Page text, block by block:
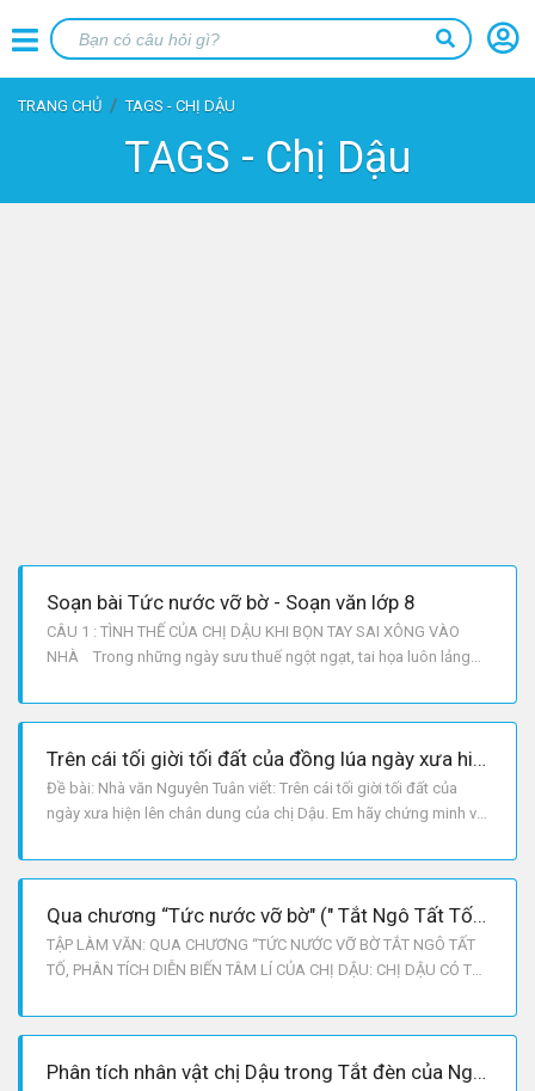
TRANG CHỦ TAGS - CHỊ DẬU
TAGS - Chị Dậu
Soạn bài Tức nước vỡ bờ - Soạn văn lớp 8
CÂU 1 : TÌNH THẾ CỦA CHỊ DẬU KHI BỌN TAY SAI XÔNG VÀO
NHÀ Trong những ngày sưu thuế ngột ngạt, tai họa luôn lảng
đó có gia đình chị Dậu, một gia đình thuộc loại nhất nhì trong
Trên cái tối giời tối đất của đồng lúa ngày xưa hiện lên một chân dung lạc quan của chị Dậu
Đề bài: Nhà văn Nguyên Tuân viết: Trên cái tối giời tối đất của
ngày xưa hiện lên chân dung của chị Dậu. Em hãy chứng minh và
trong dòng văn học hiện thực 19301945. Viết về nạn sưu thuế dã
Qua chương “Tức nước vỡ bờ" (" Tắt Ngô Tất Tố) phân tích diễn biến tâm lí của chị Dậu
TẬP LÀM VĂN: QUA CHƯƠNG “TỨC NƯỚC VỠ BỜ TẮT NGÔ TẤT
TỐ, PHÂN TÍCH DIỄN BIẾN TÂM LÍ CỦA CHỊ DẬU: CHỊ DẬU CÓ THỂ
TƯỜNG THÌ CŨNG BIẾT VÙNG LÊN CHỐNG TRẢ QUYẾT LIỆT, THỂ
KHẢO Tức nước vỡ bờ là chương thể h
Phân tích nhân vật chị Dậu trong Tắt đèn của Ngô Tất Tố